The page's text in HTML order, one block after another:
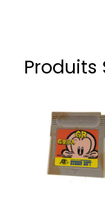
Produits